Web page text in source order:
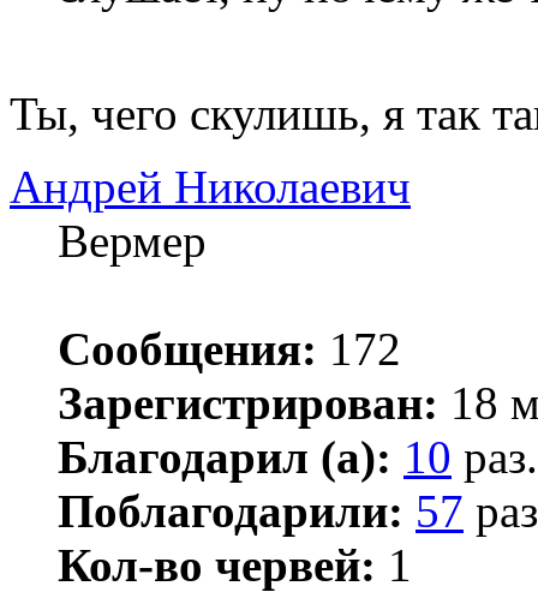
Ты, чего скулишь, я так
Андрей Николаевич
Вермер
Сообщения: 172
Зарегистрирован: 18
Благодарил (а): 10 раз.
Поблагодарили: 57
Кол-во червей: 1